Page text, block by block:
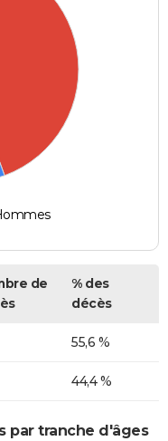
de
% des
décès
55,6 %
44,4 %
par tranche d'âges